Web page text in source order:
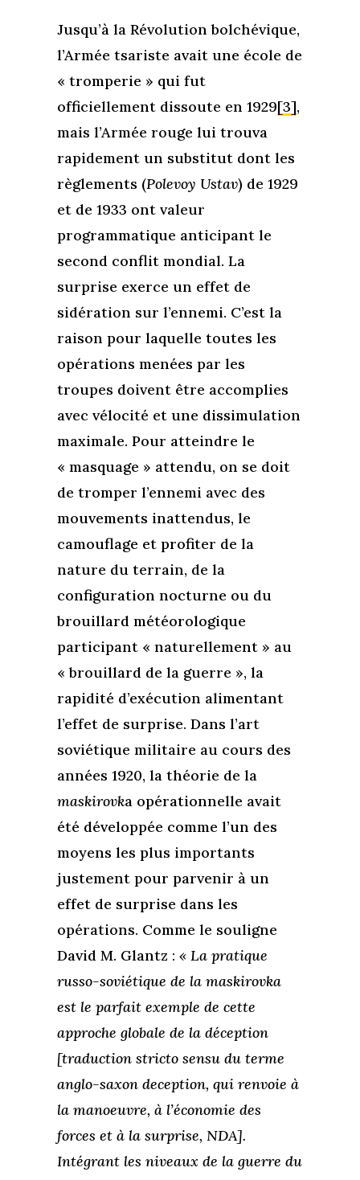
Jusqu’à la Révolution bolchévique,
l’Armée tsariste avait une école de
« tromperie » qui fut
officiellement dissoute en 1929[3],
mais l’Armée rouge lui trouva
rapidement un substitut dont les
règlements (Polevoy Ustav) de 1929
et de 1933 ont valeur
programmatique anticipant le
second conflit mondial. La
surprise exerce un effet de
sidération sur l’ennemi. C’est la
raison pour laquelle toutes les
opérations menées par les
troupes doivent être accomplies
avec vélocité et une dissimulation
maximale. Pour atteindre le
« masquage » attendu, on se doit
de tromper l’ennemi avec des
mouvements inattendus, le
camouflage et profiter de la
nature du terrain, de la
configuration nocturne ou du
brouillard météorologique
participant « naturellement » au
« brouillard de la guerre », la
rapidité d’exécution alimentant
l’effet de surprise. Dans l’art
soviétique militaire au cours des
années 1920, la théorie de la
maskirovka opérationnelle avait
été développée comme l’un des
moyens les plus importants
justement pour parvenir à un
effet de surprise dans les
opérations. Comme le souligne
David M. Glantz : « La pratique
russo-soviétique de la maskirovka
est le parfait exemple de cette
approche globale de la déception
[traduction stricto sensu du terme
anglo-saxon deception, qui renvoie à
la manoeuvre, à l’économie des
forces et à la surprise, NDA].
Intégrant les niveaux de la guerre du